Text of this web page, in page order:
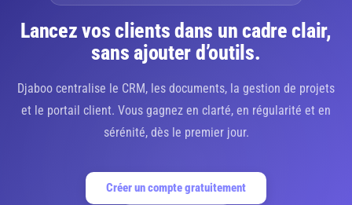
Lancez vos clients dans un cadre clair,
sans ajouter d’outils.
Djaboo centralise le CRM, les documents, la gestion de projets
et le portail client. Vous gagnez en clarté, en régularité et en
sérénité, dès le premier jour.
Créer un compte gratuitement